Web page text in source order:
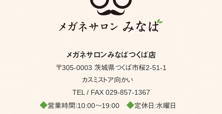
メガネサロンみなばつくば店
〒305-0003 茨城県つくば市桜2-51-1
カスミストア向かい
TEL / FAX 029-857-1367
◆営業時間：10:00～19:00 ◆定休日:水曜日